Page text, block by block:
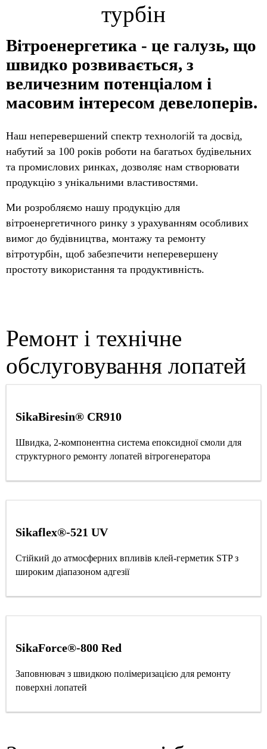
турбін
Вітроенергетика - це галузь, що
швидко розвивається, з
величезним потенціалом і
масовим інтересом девелоперів.
Наш неперевершений спектр технологій та досвід,
набутий за 100 років роботи на багатьох будівельних
та промислових ринках, дозволяє нам створювати
продукцію з унікальними властивостями.
Ми розробляємо нашу продукцію для
вітроенергетичного ринку з урахуванням особливих
вимог до будівництва, монтажу та ремонту
вітротурбін, щоб забезпечити неперевершену
простоту використання та продуктивність.
Ремонт і технічне
обслуговування лопатей
SikaBiresin® CR910
Швидка, 2-компонентна система епоксидної смоли для
структурного ремонту лопатей вітрогенератора
Sikaflex®-521 UV
Стійкий до атмосферних впливів клей-герметик STP з
широким діапазоном адгезії
SikaForce®-800 Red
Заповнювач з швидкою полімеризацією для ремонту
поверхні лопатей